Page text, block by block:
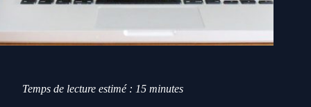
Temps de lecture estimé : 15 minutes